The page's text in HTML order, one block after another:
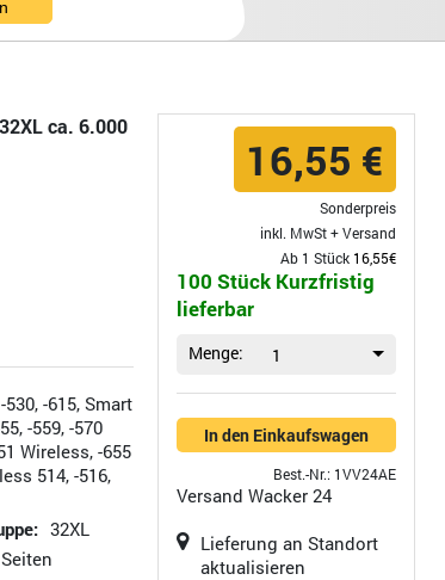
ca. 6.000
-615, Smart
-559, -570
Wireless, -655
514, -516,
32XL
16,55 €
Sonderpreis
inkl. MwSt +Versand
Ab 1 Stück 16,55€
100 Stück Kurzfristig
lieferbar
Menge: 1
In den Einkaufswagen
Best.-Nr.: 1VV24AE
Versand Wacker 24
Lieferung an Standort
aktualisieren